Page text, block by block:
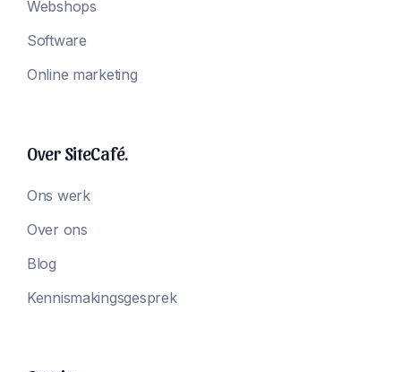
Webshops
Software
Online marketing
Over SiteCafé.
Ons werk
Over ons
Blog
Kennismakingsgesprek